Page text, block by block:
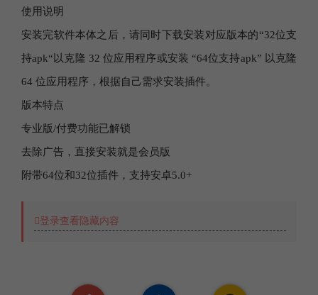
使用说明
安装完软件本体之后，请同时下载安装对应版本的“32位支
持apk“以克隆 32 位应用程序或安装 “64位支持apk” 以克隆
64 位应用程序，根据自己需求安装插件。
版本特点
专业版/付费功能已解锁
去除广告，直接安装就是会员版
附带64位和32位插件，支持安卓5.0+
登录查看隐藏内容